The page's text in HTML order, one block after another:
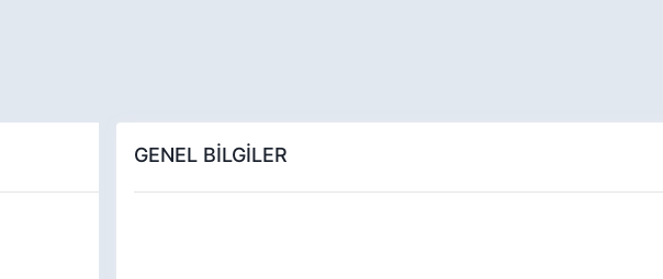
GENEL BİLGİLER